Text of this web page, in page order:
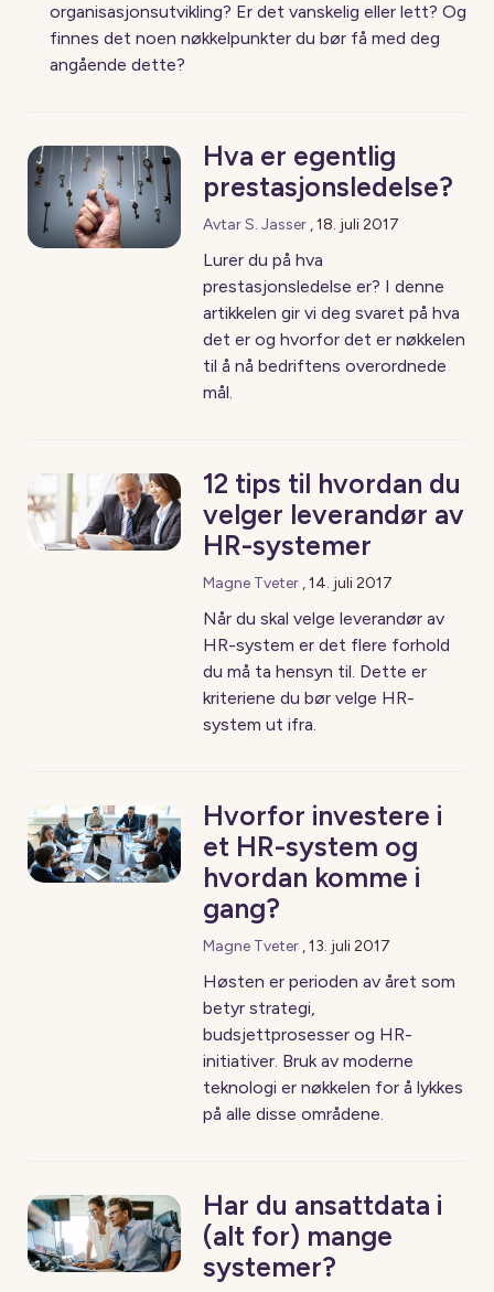
organisasjonsutvikling? Er det vanskelig eller lett? Og
finnes det noen nøkkelpunkter du bør få med deg
angående dette?
Hva er egentlig
prestasjonsledelse?
Avtar S. Jasser ,18. juli 2017
Lurer du på hva
prestasjonsledelse er? I denne
artikkelen gir vi deg svaret på hva
det er og hvorfor det er nøkkelen
til å nå bedriftens overordnede
mål.
12 tips til hvordan du
velger leverandør av
HR-systemer
Magne Tveter ,14. juli 2017
Når du skal velge leverandør av
HR-system er det flere forhold
du må ta hensyn til. Dette er
kriteriene du bør velge HR-
system ut ifra.
Hvorfor investere i
et HR-system og
hvordan komme i
gang?
Magne Tveter ,13. juli 2017
Høsten er perioden av året som
betyr strategi,
budsjettprosesser og HR-
initiativer. Bruk av moderne
teknologi er nøkkelen for å lykkes
på alle disse områdene.
Har du ansattdata i
(alt for) mange
systemer?